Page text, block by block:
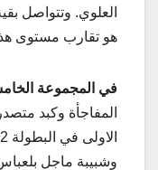
العلوي. وتتواصل
هو تقارب مستوى
في المجموعة
المفاجأة وكبد
وشبيبة ماجل